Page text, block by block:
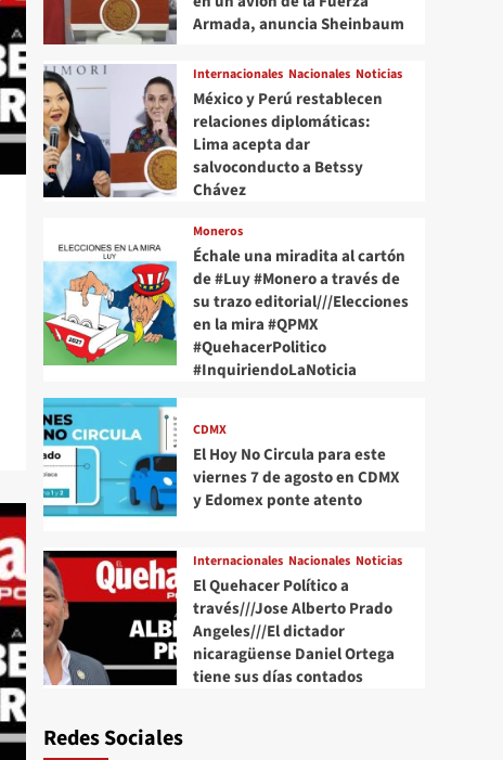
Armada, anuncia Sheinbaum
Internacionales Nacionales Noticias
México y Perú restablecen
relaciones diplomáticas:
Lima acepta dar
salvoconducto a Betssy
Chávez
Moneros
Échale una miradita al cartón
de #Luy #Monero a través de
su trazo editorial///Elecciones
en la mira #QPMX
#QuehacerPolitico
#InquiriendoLaNoticia
CDMX
El Hoy No Circula para este
viernes 7 de agosto en CDMX
y Edomex ponte atento
Internacionales Nacionales Noticias
El Quehacer Político a
través///Jose Alberto Prado
Angeles///El dictador
nicaragüense Daniel Ortega
tiene sus días contados
Redes Sociales